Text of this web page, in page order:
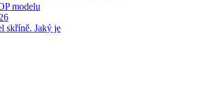
modelu
skříně. Jaký je